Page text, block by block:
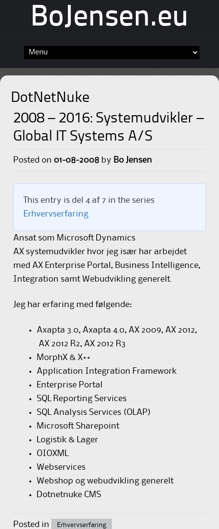
BoJensen.eu
content
DotNetNuke
2008 – 2016: Systemudvikler –
Global IT Systems A/S
Posted on 01-08-2008 by Bo Jensen
This entry is del 4 af 7 in the series
Erhvervserfaring
Ansat som Microsoft Dynamics
AX systemudvikler hvor jeg især har arbejdet
med AX Enterprise Portal, Business Intelligence,
Integration samt Webudvikling generelt.
Jeg har erfaring med følgende:
Axapta 3.0, Axapta 4.0, AX 2009, AX 2012,
AX 2012 R2, AX 2012 R3
MorphX & X++
Application Integration Framework
Enterprise Portal
SQL Reporting Services
SQL Analysis Services (OLAP)
Microsoft Sharepoint
Logistik & Lager
OIOXML
Webservices
Webshop og webudvikling generelt
Dotnetnuke CMS
Posted in Erhvervserfaring